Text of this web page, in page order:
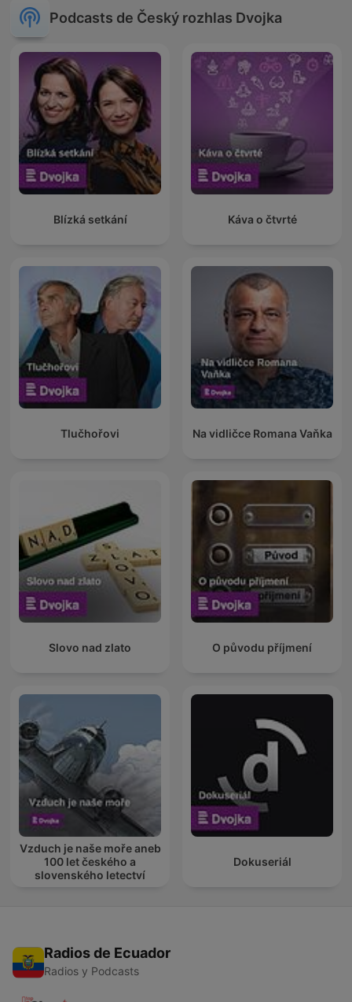
Podcasts de Český rozhlas Dvojka
Blízká setkání Káva o čtvrté
Tlučhořovi Na vidličce Romana Vaňka
Slovo nad zlato O původu příjmení
Vzduch je naše moře aneb
100 let českého a
slovenského letectví
Dokuseriál
Radios de Ecuador
Radios y Podcasts